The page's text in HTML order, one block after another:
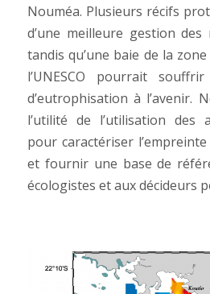
Nouméa. Plusieurs récifs
d’une meilleure gestion des
tandis qu’une baie de la
l’UNESCO pourrait
d’eutrophisation à l’avenir.
l’utilité de l’utilisation des
pour caractériser
et fournir une base de
écologistes et aux décideurs